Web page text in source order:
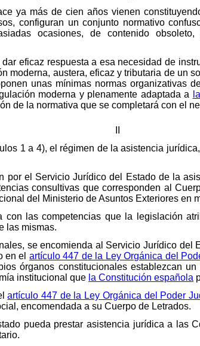
ya más de cien años vienen
configuran un conjunto normativo
ocasiones, de contenido obsoleto,
eficaz respuesta a esa necesidad de
moderna, austera, eficaz y tributaria de un
unas mínimas normas organizativas
moderna y plenamente adaptada a
de la normativa que se completará con el
1 a 4), el régimen de la asistencia
por el Servicio Jurídico del Estado de la
consultivas que corresponden al
del Ministerio de Asuntos Exteriores en
con las competencias que la legislación
las mismas.
se encomienda al Servicio Jurídico del
en el artículo 447 de la Ley Orgánica del
órganos constitucionales establezcan
institucional que la Constitución española
artículo 447 de la Ley Orgánica del Poder
encomendada a su Cuerpo de Letrados.
pueda prestar asistencia jurídica a las